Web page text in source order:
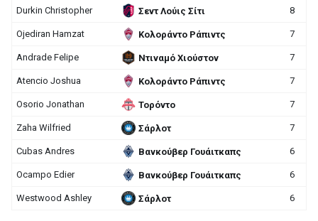
Durkin Christopher Σεντ Λούις Σίτι 8
Ojediran Hamzat Κολοράντο Ράπιντς 7
Andrade Felipe Ντιναμό Χιούστον 7
Atencio Joshua Κολοράντο Ράπιντς 7
Osorio Jonathan Τορόντο 7
Zaha Wilfried Σάρλοτ 7
Cubas Andres Βανκούβερ Γουάιτκαπς 6
Ocampo Edier Βανκούβερ Γουάιτκαπς 6
Westwood Ashley Σάρλοτ 6